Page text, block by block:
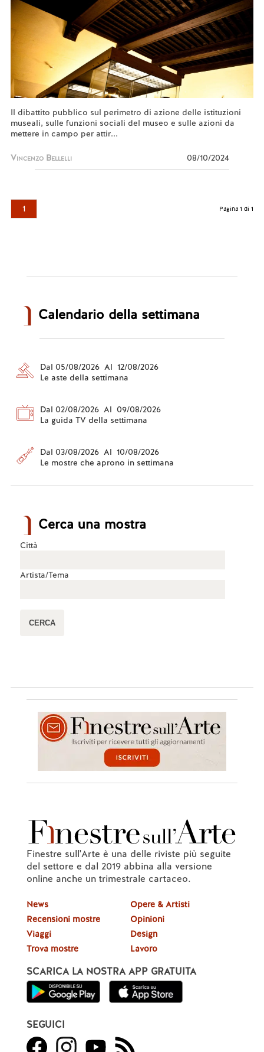
Il dibattito pubblico sul perimetro di azione delle istituzioni
museali, sulle funzioni sociali del museo e sulle azioni da
mettere in campo per attir...
Vincenzo Bellelli 08/10/2024
1 Pagina 1 di 1
Calendario della settimana
Dal 05/08/2026 Al 12/08/2026
Le aste della settimana
Dal 02/08/2026 Al 09/08/2026
La guida TV della settimana
Dal 03/08/2026 Al 10/08/2026
Le mostre che aprono in settimana
Cerca una mostra
Città
Artista/Tema
Finestre sull'Arte è una delle riviste più seguite
del settore e dal 2019 abbina alla versione
online anche un trimestrale cartaceo.
News
Recensioni mostre
Viaggi
Trova mostre
Opere & Artisti
Opinioni
Design
Lavoro
SCARICA LA NOSTRA APP GRATUITA
SEGUICI